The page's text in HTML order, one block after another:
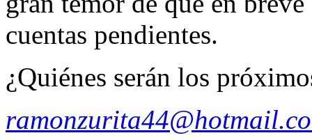
cuentas pendientes.
¿Quiénes serán los